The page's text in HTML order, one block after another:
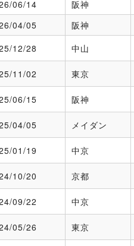
06/14
阪神
04/05
阪神
12/28 中山
11/02 東京
06/15 阪神
04/05 メイダン
01/19 中京
10/20 京都
09/22 中京
05/26 東京